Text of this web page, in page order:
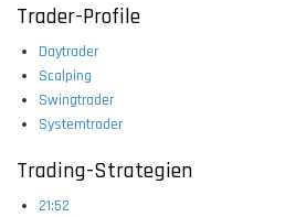
Trader-Profile
Daytrader
Scalping
Swingtrader
Systemtrader
Trading-Strategien
21:52